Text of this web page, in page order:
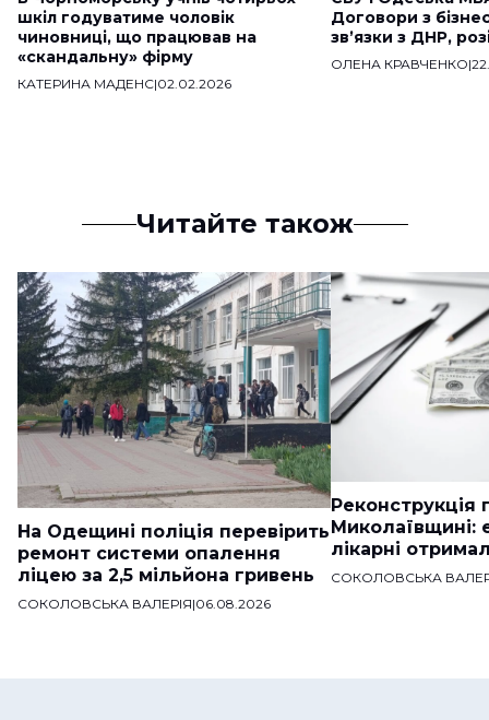
шкіл годуватиме чоловік
чиновниці, що працював на
«скандальну» фірму
КАТЕРИНА МАДЕНС|02.02.2026
Договори з
звʼязки з ДНР,
ОЛЕНА КРАВЧЕНКО|
Читайте також
На Одещині поліція перевірить
ремонт системи опалення
ліцею за 2,5 мільйона гривень
СОКОЛОВСЬКА ВАЛЕРІЯ|06.08.2026
Реконструкція
Миколаївщині:
лікарні
СОКОЛОВСЬКА